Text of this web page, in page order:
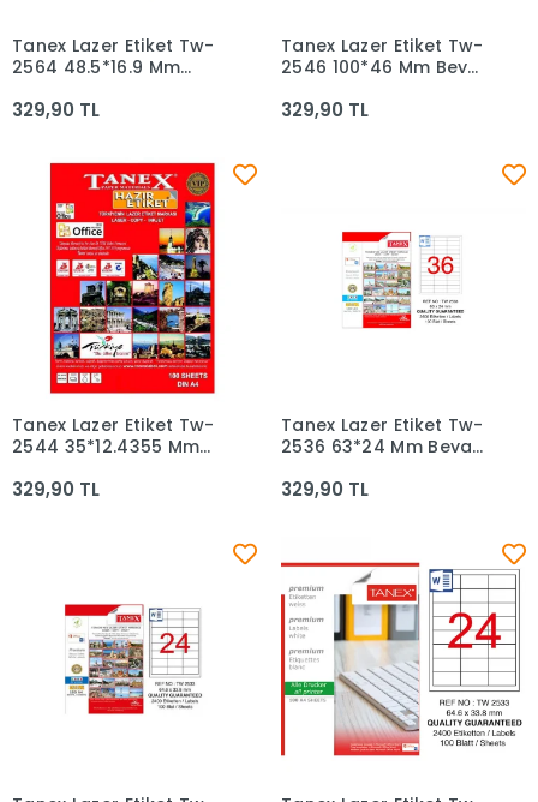
Sepete Ekle
Tanex Lazer Etiket Tw-
2564 48.5*16.9 Mm
329,90 TL
Sepete Ekle
Tanex Lazer Etiket Tw-
2546 100*46 Mm Beyaz
329,90 TL
Sepete Ekle
Tanex Lazer Etiket Tw-
2544 35*12.4355 Mm
329,90 TL
Sepete Ekle
Tanex Lazer Etiket Tw-
2536 63*24 Mm Beyaz
329,90 TL